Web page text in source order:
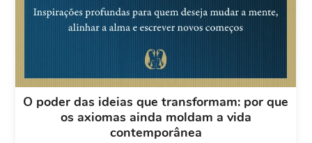
O poder das ideias que transformam: por que
os axiomas ainda moldam a vida
contemporânea